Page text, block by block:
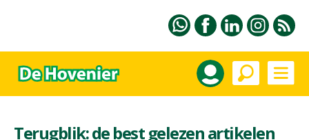
Terugblik: de best gelezen artikelen